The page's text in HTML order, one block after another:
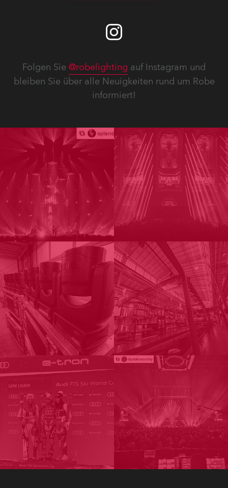
Folgen Sie @robelighting auf Instagram und
bleiben Sie über alle Neuigkeiten rund um Robe
informiert!